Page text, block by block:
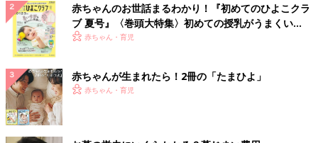
赤ちゃんのお世話まるわかり！『初めてのひよこクラ
ブ 夏号』〈巻頭大特集〉初めての授乳がうまくい
く！ おっぱい・ミルクの基本と夏のトラブル 解決テ
赤ちゃん・育児
赤ちゃんが生まれたら！2冊の「たまひよ」
赤ちゃん・育児